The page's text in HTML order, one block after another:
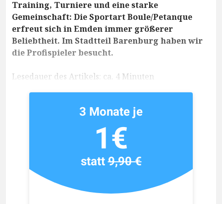
Training, Turniere und eine starke
Gemeinschaft: Die Sportart Boule/Petanque
erfreut sich in Emden immer größerer
Beliebtheit. Im Stadtteil Barenburg haben wir
die Profispieler besucht.
Lesedauer des Artikels: ca. 4 Minuten
3 Monate je
1€
statt9,90 €